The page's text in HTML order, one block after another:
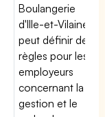
Boulangerie
d'Ille-et-Vilaine
peut définir des
règles pour les
employeurs
concernant la
gestion et le